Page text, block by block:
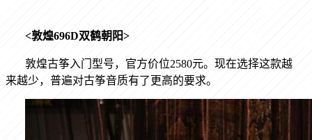
<敦煌696D双鹤朝阳>
敦煌古筝入门型号，官方价位2580元。现在选择这款越
来越少，普遍对古筝音质有了更高的要求。